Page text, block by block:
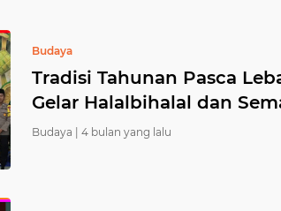
Budaya
Tradisi Tahunan Pasca
Gelar Halalbihalal dan
Budaya | 4 bulan yang lalu